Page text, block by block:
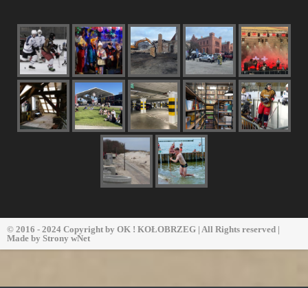
© 2016 - 2024 Copyright by OK ! KOŁOBRZEG | All Rights reserved |
Made by Strony wNet